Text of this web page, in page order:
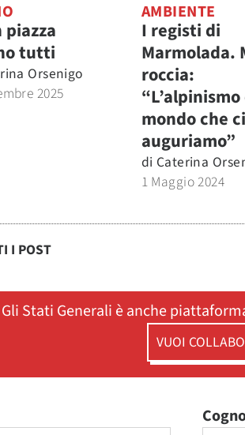
tutti
Orsenigo
2025
AMBIENTE
I registi di
Marmolada.
roccia:
mondo che ci
auguriamo”
di Caterina
1 Maggio 2024
I POST
Gli Stati Generali è anche
VUOI